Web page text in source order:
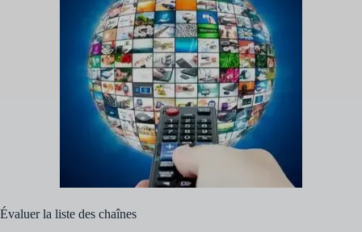
Évaluer la liste des chaînes